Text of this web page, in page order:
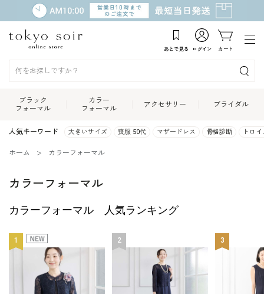
あとで見る ログイン カート
ブラック
フォーマル
カラー
フォーマル
アクセサリー ブライダル
人気キーワード 大きいサイズ 喪服 50代 マザードレス 骨格診断 トロ
ホーム カラーフォーマル
カラーフォーマル
カラーフォーマル 人気ランキング
1 2 3